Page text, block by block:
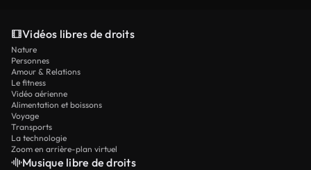
Vidéos libres de droits
Nature
Personnes
Amour & Relations
Le fitness
Vidéo aérienne
Alimentation et boissons
Voyage
Transports
La technologie
Zoom en arrière-plan virtuel
Musique libre de droits